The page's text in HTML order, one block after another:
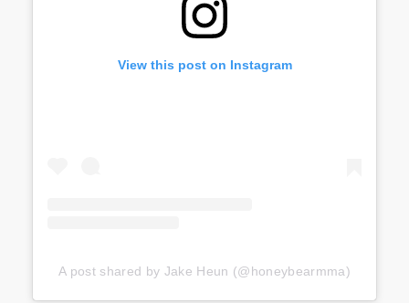
View this post on Instagram
A post shared by Jake Heun (@honeybearmma)